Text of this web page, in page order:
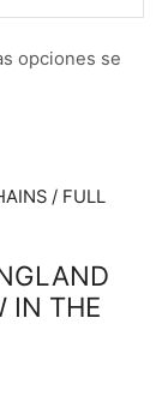
opciones se
IN THE